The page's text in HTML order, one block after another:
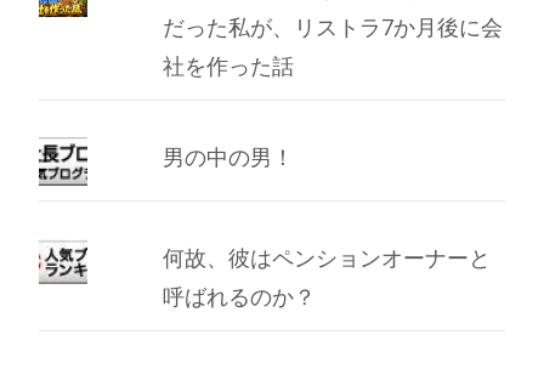
だった私が、リストラ7か月後に会
社を作った話
男の中の男！
何故、彼はペンションオーナーと
呼ばれるのか？